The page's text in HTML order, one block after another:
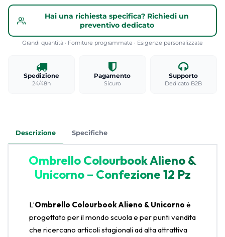
Hai una richiesta specifica? Richiedi un
preventivo dedicato
Grandi quantità · Forniture programmate · Esigenze personalizzate
Spedizione
24/48h
Pagamento
Sicuro
Supporto
Dedicato B2B
Descrizione Specifiche
Ombrello Colourbook Alieno &
Unicorno – Confezione 12 Pz
L’Ombrello Colourbook Alieno & Unicorno è
progettato per il mondo scuola e per punti vendita
che ricercano articoli stagionali ad alta attrattiva